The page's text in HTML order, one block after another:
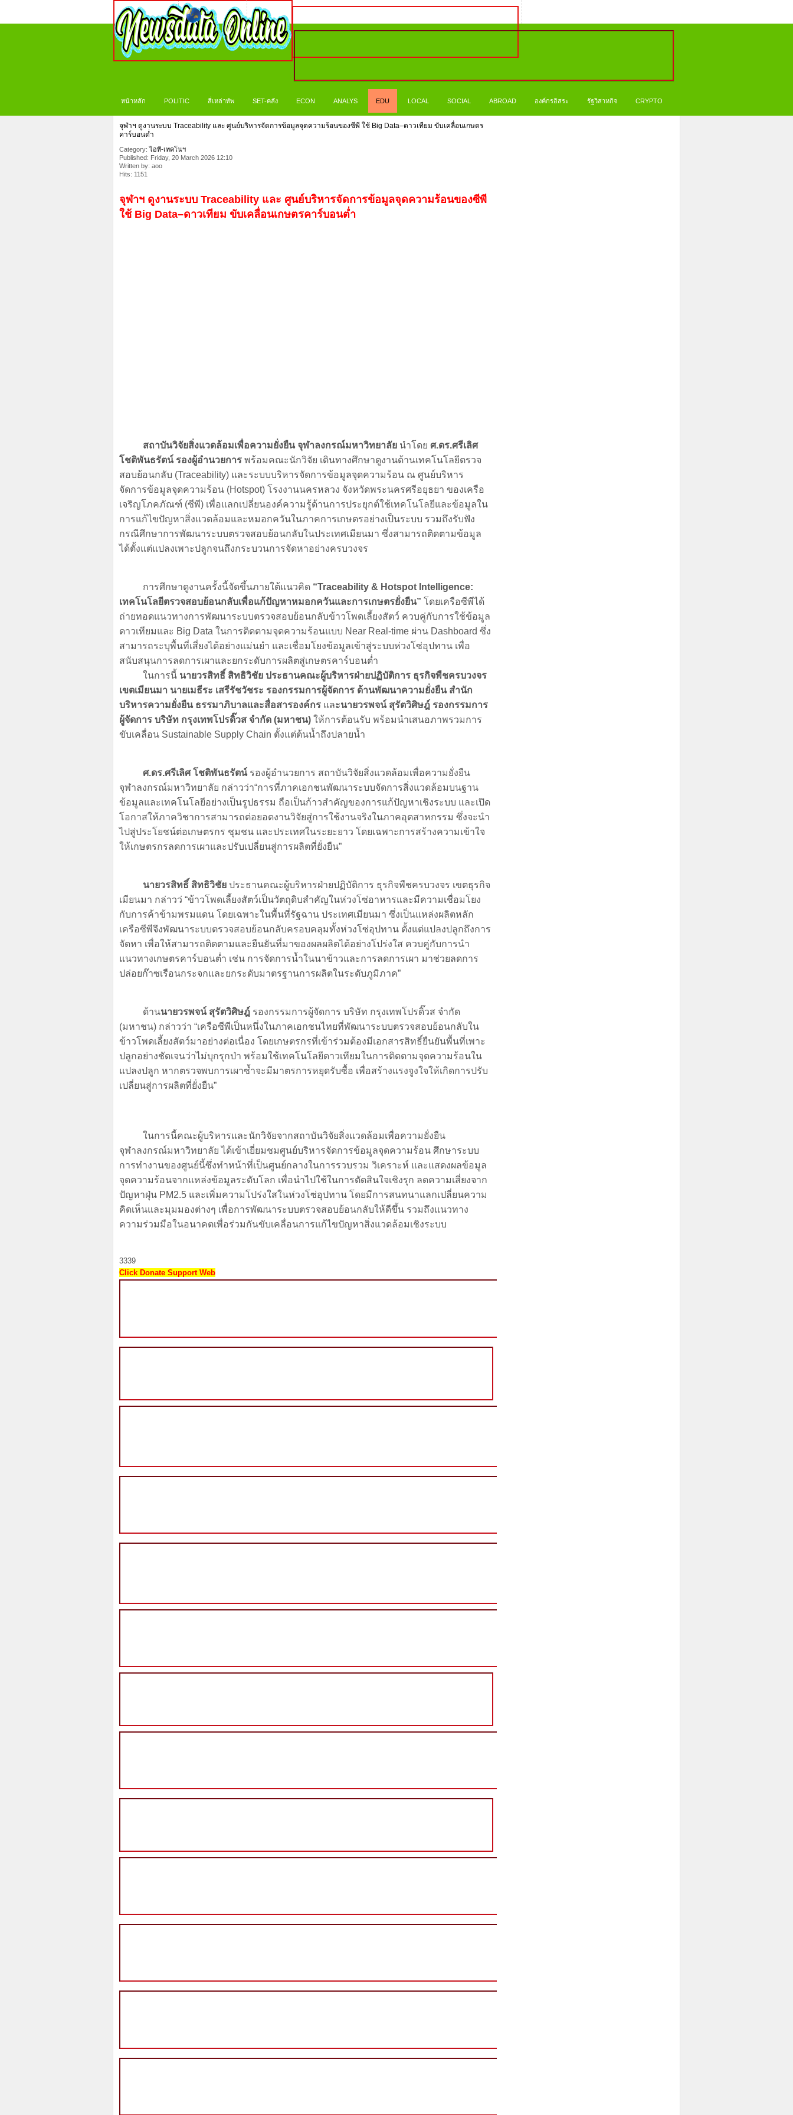
หน้าหลัก POLITIC สี่เหล่าทัพ SET-คลัง ECON ANALYS EDU LOCAL SOCIAL ABROAD องค์กรอิสระ รัฐวิสาหกิจ CRYPTO
จุฬาฯ ดูงานระบบ Traceability และ ศูนย์บริหารจัดการข้อมูลจุดความร้อนของซีพี ใช้ Big Data–ดาวเทียม ขับเคลื่อนเกษตร
คาร์บอนต่ำ
Category:ไอที-เทคโนฯ
Published: Friday, 20 March 2026 12:10
Written by: aoo
Hits: 1151
จุฬาฯ ดูงานระบบ Traceability และ ศูนย์บริหารจัดการข้อมูลจุดความร้อนของซีพี
ใช้ Big Data–ดาวเทียม ขับเคลื่อนเกษตรคาร์บอนต่ำ
สถาบันวิจัยสิ่งแวดล้อมเพื่อความยั่งยืน จุฬาลงกรณ์มหาวิทยาลัย นำโดย ศ.ดร.ศรีเลิศ
โชติพันธรัตน์ รองผู้อำนวยการ พร้อมคณะนักวิจัย เดินทางศึกษาดูงานด้านเทคโนโลยีตรวจ
สอบย้อนกลับ (Traceability) และระบบบริหารจัดการข้อมูลจุดความร้อน ณ ศูนย์บริหาร
จัดการข้อมูลจุดความร้อน (Hotspot) โรงงานนครหลวง จังหวัดพระนครศรีอยุธยา ของเครือ
เจริญโภคภัณฑ์ (ซีพี) เพื่อแลกเปลี่ยนองค์ความรู้ด้านการประยุกต์ใช้เทคโนโลยีและข้อมูลใน
การแก้ไขปัญหาสิ่งแวดล้อมและหมอกควันในภาคการเกษตรอย่างเป็นระบบ รวมถึงรับฟัง
กรณีศึกษาการพัฒนาระบบตรวจสอบย้อนกลับในประเทศเมียนมา ซึ่งสามารถติดตามข้อมูล
ได้ตั้งแต่แปลงเพาะปลูกจนถึงกระบวนการจัดหาอย่างครบวงจร
การศึกษาดูงานครั้งนี้จัดขึ้นภายใต้แนวคิด “Traceability & Hotspot Intelligence:
เทคโนโลยีตรวจสอบย้อนกลับเพื่อแก้ปัญหาหมอกควันและการเกษตรยั่งยืน” โดยเครือซีพีได้
ถ่ายทอดแนวทางการพัฒนาระบบตรวจสอบย้อนกลับข้าวโพดเลี้ยงสัตว์ ควบคู่กับการใช้ข้อมูล
ดาวเทียมและ Big Data ในการติดตามจุดความร้อนแบบ Near Real-time ผ่าน Dashboard ซึ่ง
สามารถระบุพื้นที่เสี่ยงได้อย่างแม่นยำ และเชื่อมโยงข้อมูลเข้าสู่ระบบห่วงโซ่อุปทาน เพื่อ
สนับสนุนการลดการเผาและยกระดับการผลิตสู่เกษตรคาร์บอนต่ำ
ในการนี้ นายวรสิทธิ์ สิทธิวิชัย ประธานคณะผู้บริหารฝ่ายปฏิบัติการ ธุรกิจพืชครบวงจร
เขตเมียนมา นายเมธีระ เสรีรัชวัชระ รองกรรมการผู้จัดการ ด้านพัฒนาความยั่งยืน สำนัก
บริหารความยั่งยืน ธรรมาภิบาลและสื่อสารองค์กร และนายวรพจน์ สุรัตวิศิษฎ์ รองกรรมการ
ผู้จัดการ บริษัท กรุงเทพโปรดิ๊วส จำกัด (มหาชน) ให้การต้อนรับ พร้อมนำเสนอภาพรวมการ
ขับเคลื่อน Sustainable Supply Chain ตั้งแต่ต้นน้ำถึงปลายน้ำ
ศ.ดร.ศรีเลิศ โชติพันธรัตน์รองผู้อำนวยการ สถาบันวิจัยสิ่งแวดล้อมเพื่อความยั่งยืน
จุฬาลงกรณ์มหาวิทยาลัย กล่าวว่า“การที่ภาคเอกชนพัฒนาระบบจัดการสิ่งแวดล้อมบนฐาน
ข้อมูลและเทคโนโลยีอย่างเป็นรูปธรรม ถือเป็นก้าวสำคัญของการแก้ปัญหาเชิงระบบ และเปิด
โอกาสให้ภาควิชาการสามารถต่อยอดงานวิจัยสู่การใช้งานจริงในภาคอุตสาหกรรม ซึ่งจะนำ
ไปสู่ประโยชน์ต่อเกษตรกร ชุมชน และประเทศในระยะยาว โดยเฉพาะการสร้างความเข้าใจ
ให้เกษตรกรลดการเผาและปรับเปลี่ยนสู่การผลิตที่ยั่งยืน”
นายวรสิทธิ์ สิทธิวิชัย ประธานคณะผู้บริหารฝ่ายปฏิบัติการ ธุรกิจพืชครบวงจร เขตธุรกิจ
เมียนมา กล่าวว่ “ข้าวโพดเลี้ยงสัตว์เป็นวัตถุดิบสำคัญในห่วงโซ่อาหารและมีความเชื่อมโยง
กับการค้าข้ามพรมแดน โดยเฉพาะในพื้นที่รัฐฉาน ประเทศเมียนมา ซึ่งเป็นแหล่งผลิตหลัก
เครือซีพีจึงพัฒนาระบบตรวจสอบย้อนกลับครอบคลุมทั้งห่วงโซ่อุปทาน ตั้งแต่แปลงปลูกถึงการ
จัดหา เพื่อให้สามารถติดตามและยืนยันที่มาของผลผลิตได้อย่างโปร่งใส ควบคู่กับการนำ
แนวทางเกษตรคาร์บอนต่ำ เช่น การจัดการน้ำในนาข้าวและการลดการเผา มาช่วยลดการ
ปล่อยก๊าซเรือนกระจกและยกระดับมาตรฐานการผลิตในระดับภูมิภาค”
ด้านนายวรพจน์ สุรัตวิศิษฎ์ รองกรรมการผู้จัดการ บริษัท กรุงเทพโปรดิ๊วส จำกัด
(มหาชน) กล่าวว่า “เครือซีพีเป็นหนึ่งในภาคเอกชนไทยที่พัฒนาระบบตรวจสอบย้อนกลับใน
ข้าวโพดเลี้ยงสัตว์มาอย่างต่อเนื่อง โดยเกษตรกรที่เข้าร่วมต้องมีเอกสารสิทธิ์ยืนยันพื้นที่เพาะ
ปลูกอย่างชัดเจนว่าไม่บุกรุกป่า พร้อมใช้เทคโนโลยีดาวเทียมในการติดตามจุดความร้อนใน
แปลงปลูก หากตรวจพบการเผาซ้ำจะมีมาตรการหยุดรับซื้อ เพื่อสร้างแรงจูงใจให้เกิดการปรับ
เปลี่ยนสู่การผลิตที่ยั่งยืน”
ในการนี้คณะผู้บริหารและนักวิจัยจากสถาบันวิจัยสิ่งแวดล้อมเพื่อความยั่งยืน
จุฬาลงกรณ์มหาวิทยาลัย ได้เข้าเยี่ยมชมศูนย์บริหารจัดการข้อมูลจุดความร้อน ศึกษาระบบ
การทำงานของศูนย์นี้ซึ่งทำหน้าที่เป็นศูนย์กลางในการรวบรวม วิเคราะห์ และแสดงผลข้อมูล
จุดความร้อนจากแหล่งข้อมูลระดับโลก เพื่อนำไปใช้ในการตัดสินใจเชิงรุก ลดความเสี่ยงจาก
ปัญหาฝุ่น PM2.5 และเพิ่มความโปร่งใสในห่วงโซ่อุปทาน โดยมีการสนทนาแลกเปลี่ยนความ
คิดเห็นและมุมมองต่างๆ เพื่อการพัฒนาระบบตรวจสอบย้อนกลับให้ดีขึ้น รวมถึงแนวทาง
ความร่วมมือในอนาคตเพื่อร่วมกันขับเคลื่อนการแก้ไขปัญหาสิ่งแวดล้อมเชิงระบบ
3339
Click Donate Support Web